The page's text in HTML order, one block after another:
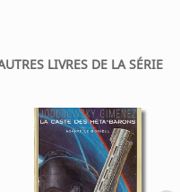
LIVRES DE LA SÉRIE